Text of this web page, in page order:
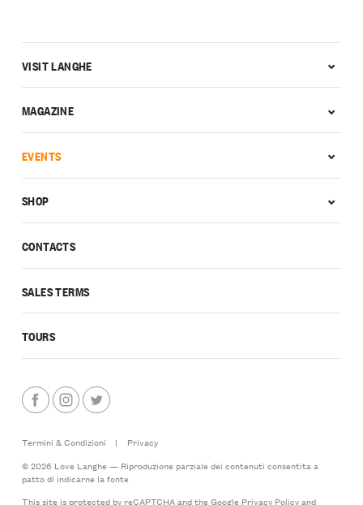
CONTACTS
SALES TERMS
TOURS
VISIT LANGHE
MAGAZINE
EVENTS
SHOP
Termini & Condizioni |
Privacy
© 2026 Love Langhe — Riproduzione parziale dei contenuti consentita a
patto di indicarne la fonte
This site is protected by reCAPTCHA and the Google Privacy Policyand